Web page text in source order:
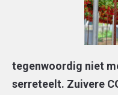
tegenwoordig niet
serreteelt. Zuivere